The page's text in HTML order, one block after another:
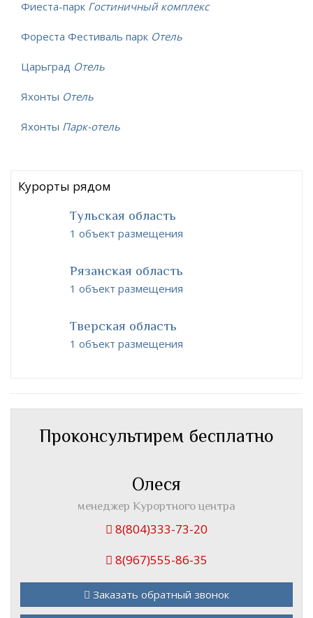
Фиеста-парк Гостиничный комплекс
Фореста Фестиваль парк Отель
Царьград Отель
Яхонты Отель
Яхонты Парк-отель
Курорты рядом
Тульская область
1 объект размещения
Рязанская область
1 объект размещения
Тверская область
1 объект размещения
Проконсультирем бесплатно
Олеся
менеджер Курортного центра
8(804)333-73-20
8(967)555-86-35
Заказать обратный звонок